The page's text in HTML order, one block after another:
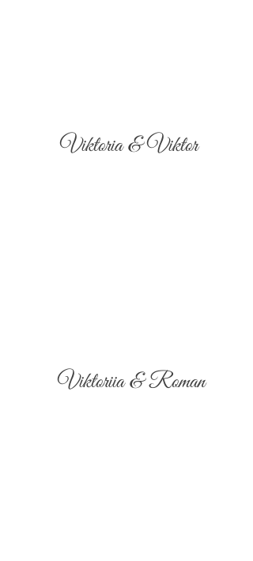
Viktoria & Viktor
Viktoriia & Roman